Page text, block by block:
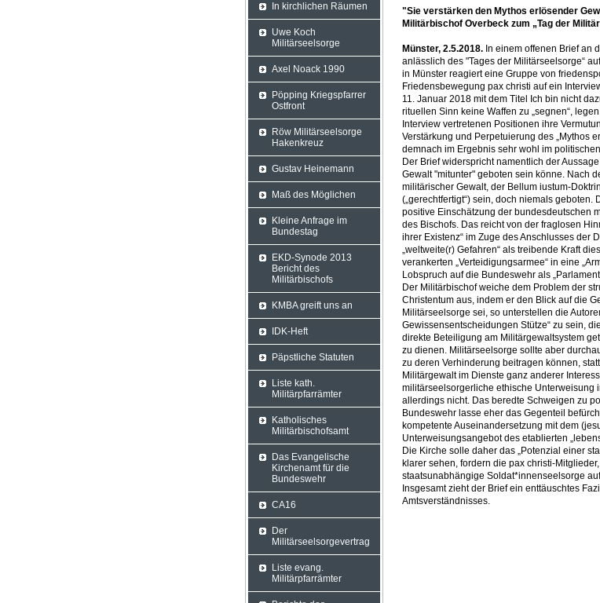
"Sie verstärken den Mythos erlösender
Militärbischof Overbeck zum „Tag der
Münster, 2.5.2018. In einem offenen Brief an
anlässlich des "Tages der Militärseelsorge“
in Münster reagiert eine Gruppe von
Friedensbewegung pax christi auf ein
11. Januar 2018 mit dem Titel Ich bin nicht
rituellen Sinn keine Waffen zu „segnen“,
Interview vertretenen Positionen ihre
Verstärkung und Perpetuierung des „Mythos
demnach im Ergebnis sehr wohl im
Der Brief widerspricht namentlich der
Gewalt "mitunter" geboten sein könne. Nach
militärischer Gewalt, der Bellum iustum-
(„gerechtfertigt“) sein, doch niemals
positive Einschätzung der bundesdeutschen
des Bischofs. Das reicht von der fraglosen
ihrer Existenz“ im Zuge des Anschlusses der
„weltweite(r) Gefahren“ als treibende Kraft
verankerten „Verteidigungsarmee“ in eine
Lobspruch auf die Bundeswehr als
Der Militärbischof weiche dem Problem der
Christentum aus, indem er den Blick auf die
Militärseelsorge sei, so unterstellen die
Gewissensentscheidungen Stütze“ zu sein,
direkte Beteiligung am Militärgewaltsystem
zu dienen. Militärseelsorge sollte aber
zu deren Verhinderung beitragen können,
Militärgewalt im Dienste ganz anderer
militärseelsorgerliche ethische Unterweisung
allerdings nicht. Das beredte Schweigen zu
Bundeswehr lasse eher das Gegenteil
kompetente Auseinandersetzung mit dem
Unterweisungsangebot des etablierten
Die Kirche solle daher das „Potenzial einer
klarer sehen, fordern die pax christi-
staatsunabhängige Soldat*innenseelsorge
Insgesamt zieht der Brief ein enttäuschtes
Amtsverständnisses.
In kirchlichen Räumen
Uwe Koch
Militärseelsorge
Axel Noack 1990
Pöpping Kriegspfarrer
Ostfront
Röw Militärseelsorge
Hakenkreuz
Gustav Heinemann
Maß des Möglichen
Kleine Anfrage im
Bundestag
EKD-Synode 2013
Bericht des
Militärbischofs
KMBA greift uns an
IDK-Heft
Päpstliche Statuten
Liste kath.
Militärpfarrämter
Katholisches
Militärbischofsamt
Das Evangelische
Kirchenamt für die
Bundeswehr
CA16
Der
Militärseelsorgevertrag
Liste evang.
Militärpfarrämter